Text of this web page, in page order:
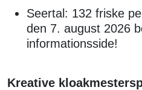
Seertal: 132 friske
den 7. august 2026
informationsside!
Kreative